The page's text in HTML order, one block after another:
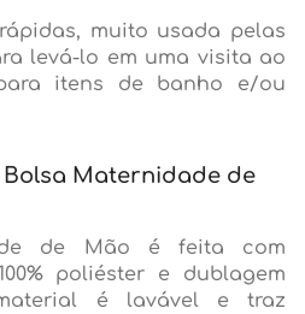
muito usada pelas
levá-lo em uma visita ao
itens de banho e/ou
Maternidade de
de Mão é feita com
poliéster e dublagem
é lavável e traz